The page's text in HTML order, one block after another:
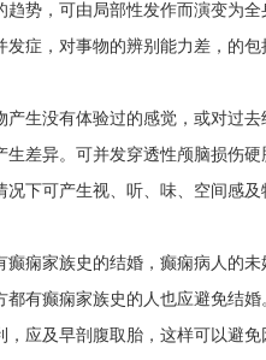
势，可由局部性发作而演变为
症，对事物的辨别能力差，的
生没有体验过的感觉，或对过
差异。可并发穿透性颅脑损伤
下可产生视、听、味、空间感及
痫家族史的结婚，癫痫病人的
有癫痫家族史的人也应避免结
应及早剖腹取胎，这样可以避